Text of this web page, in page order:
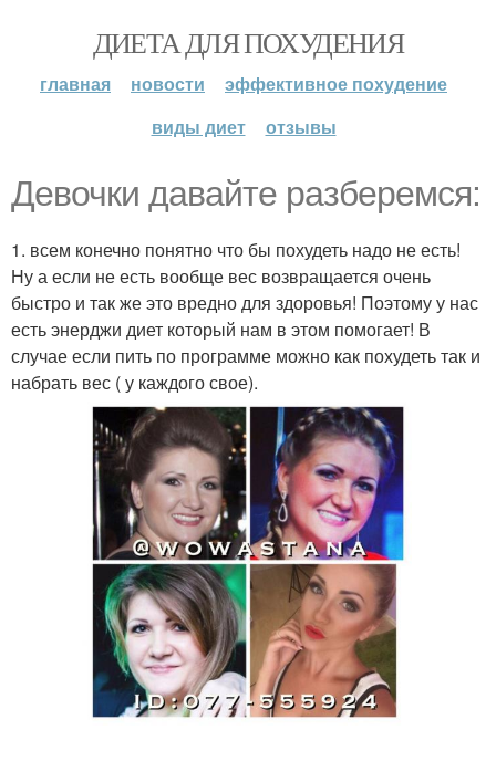
ДИЕТА ДЛЯ ПОХУДЕНИЯ
главная новости
эффективное похудение
виды диет
отзывы
Девочки давайте разберемся:
1. всем конечно понятно что бы похудеть надо не есть!
Ну а если не есть вообще вес возвращается очень
быстро и так же это вредно для здоровья! Поэтому у нас
есть энерджи диет который нам в этом помогает! В
случае если пить по программе можно как похудеть так и
набрать вес ( у каждого свое).